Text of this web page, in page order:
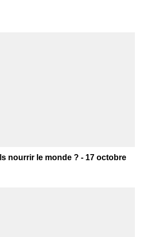
nourrir le monde ? - 17 octobre